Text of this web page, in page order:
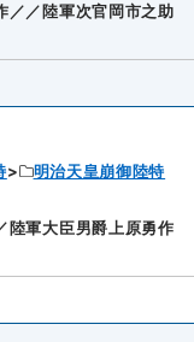
／／陸軍次官岡市之助
明治天皇崩御陸特
陸軍大臣男爵上原勇作